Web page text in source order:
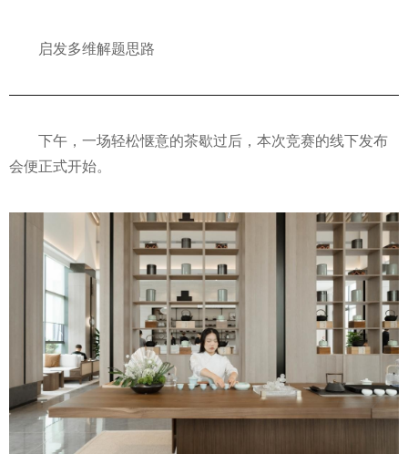
启发多维解题思路
下午，一场轻松惬意的茶歇过后，本次竞赛的线下发布
会便正式开始。